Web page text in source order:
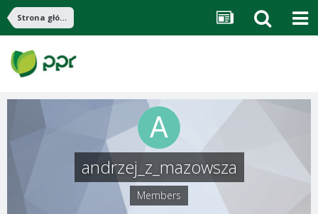
Strona główna
andrzej_z_mazowsza
Members